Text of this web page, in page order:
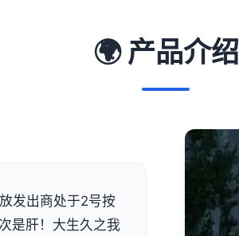
🌍 产品介绍
发出商处于2号按
是肝！大生久之我